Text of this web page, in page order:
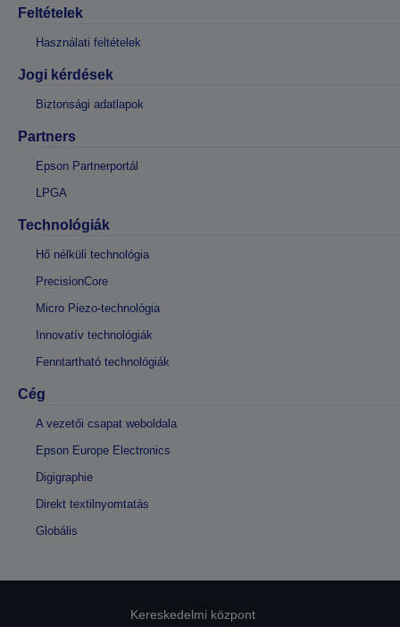
Feltételek
Használati feltételek
Jogi kérdések
Biztonsági adatlapok
Partners
Epson Partnerportál
LPGA
Technológiák
Hő nélküli technológia
PrecisionCore
Micro Piezo-technológia
Innovatív technológiák
Fenntartható technológiák
Cég
A vezetői csapat weboldala
Epson Europe Electronics
Digigraphie
Direkt textilnyomtatás
Globális
Kereskedelmi központ